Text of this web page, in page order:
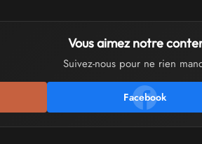
Vous aimez notre
Suivez-nous pour ne rien
Facebook